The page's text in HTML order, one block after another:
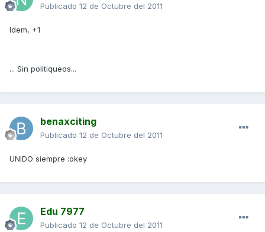
Publicado 12 de Octubre del 2011
Idem, +1
... Sin politiqueos...
benaxciting
Publicado 12 de Octubre del 2011
UNIDO siempre :okey
Edu 7977
Publicado 12 de Octubre del 2011